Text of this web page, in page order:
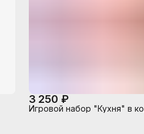
3 250 ₽
Игровой набор "Кухня" в